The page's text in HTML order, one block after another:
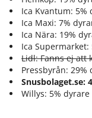
Ica Kvantum:
Ica Maxi: 7%
Ica Nära: 19%
Ica
Lidl: Fanns ej att
Pressbyrån:
Snusbolaget.se:
Willys: 5%